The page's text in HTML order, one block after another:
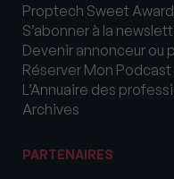
Proptech Sweet
S’abonner à la
Devenir annonceur ou
Réserver Mon
L’Annuaire des
Archives
PARTENAIRES